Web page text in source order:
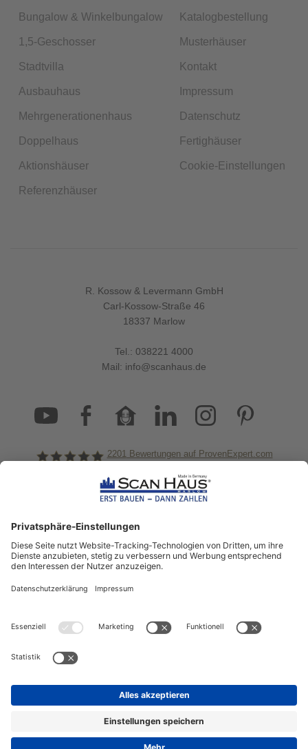
Bungalow & Winkelbungalow
1,5-Geschosser
Stadtvilla
Ausbauhaus
Mehrgenerationenhaus
Doppelhaus
Aktionshäuser
Referenzhäuser
Katalogbestellung
Musterhäuser
Kontakt
Impressum
Datenschutz
Fertighäuser
Cookie-Einstellungen
R. Kossow & Levermann GmbH
Carl-Kossow-Straße 46
18337 Marlow
Tel.: 038221 4000
Mail: info@scanhaus.de
ScanHaus Marlow
2201Bewertungen auf ProvenExpert.com
informiert!
Aktuelle News rund um ScanHaus &
das Thema Hausbau
Sofort informiert über neue Artikel
ZUM NEWSLETTER ANMELDEN